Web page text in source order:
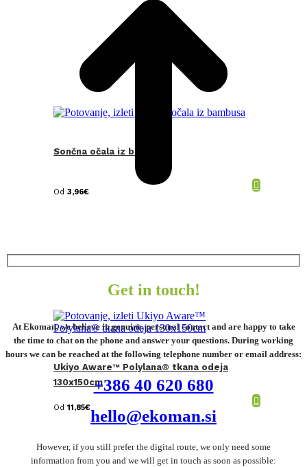
Sončna očala iz bambusa
Od 3,96€
Ukiyo Aware™ Polylana® tkana odeja
130x150cm
Od 11,85€
Get in touch!
At Ekoman, we believe in genuine, personal contact and are happy to take
the time to chat on the phone and answer your questions. During working
hours we can be reached at the following telephone number or email address:
+386 40 620 680
hello@ekoman.si
However, if you still prefer the digital route, we only need some
information from you and we will get in touch as soon as possible: